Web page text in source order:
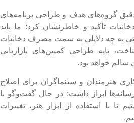
گروه‌های هدف و طراحی برنامه‌های
تأکید و خاطرنشان کرد: ما باید
به چه دلایلی به سمت مصرف دخانیات
پایه طراحی کمپین‌های بازاریابی
خواهد بود.
هنرمندان و سینماگران برای اصلاح
ابراز داشت: در حال گفت‌وگو با
تا با استفاده از ابزار هنر، تغییرات